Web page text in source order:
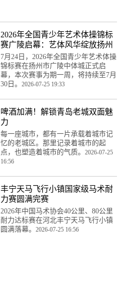
2026年全国青少年艺术体操锦标
赛广陵启幕：艺体风华绽放扬州
7月24日，2026年全国青少年艺术体操
锦标赛在扬州市广陵中体城正式启
幕，本次赛事为期一周，将持续至7月
30日。 2026-07-25 19:33
啤酒加满！解锁青岛老城双面魅
力
每一座城市，都有一片承载着城市记
忆的老城区。那里记录着城市的起
点，也塑造着城市的气质。 2026-07-25
16:56
丰宁天马飞行小镇国家级马术耐
力赛圆满完赛
2026年中国马术协会40公里、80公里
耐力达标赛在河北丰宁天马飞行小镇
圆满落幕。 2026-07-25 16:56